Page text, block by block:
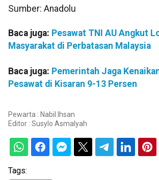
Sumber: Anadolu
Baca juga: Pesawat TNI AU Angkut
Masyarakat di Perbatasan Malaysia
Baca juga: Pemerintah Jaga
Pesawat di Kisaran 9-13 Persen
Pewarta : Nabil Ihsan
Editor : Susylo Asmalyah
Tags: